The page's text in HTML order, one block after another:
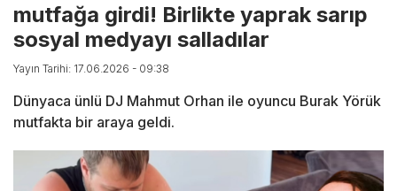
mutfağa girdi! Birlikte yaprak sarıp
sosyal medyayı salladılar
Yayın Tarihi: 17.06.2026 - 09:38
Dünyaca ünlü DJ Mahmut Orhan ile oyuncu Burak Yörük
mutfakta bir araya geldi.